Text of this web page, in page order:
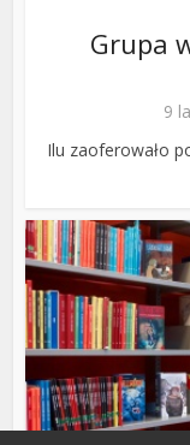
Grupa
9
Ilu zaoferowało